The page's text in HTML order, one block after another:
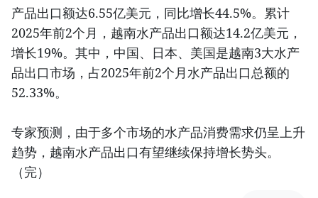
产品出口额达6.55亿美元，同比增长44.5%。累计
2025年前2个月，越南水产品出口额达14.2亿美元，
增长19%。其中，中国、日本、美国是越南3大水产
品出口市场，占2025年前2个月水产品出口总额的
52.33%。
专家预测，由于多个市场的水产品消费需求仍呈上升
趋势，越南水产品出口有望继续保持增长势头。
（完）